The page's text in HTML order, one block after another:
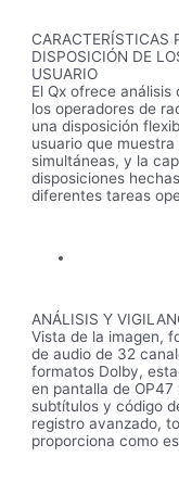
CARACTERÍSTICAS
DISPOSICIÓN DE
USUARIO
El Qx ofrece
los operadores de
una disposición
usuario que
simultáneas, y la
disposiciones
diferentes tareas
ANÁLISIS Y
Vista de la imagen,
de audio de 32
formatos Dolby,
en pantalla de
subtítulos y código
registro avanzado,
proporciona como